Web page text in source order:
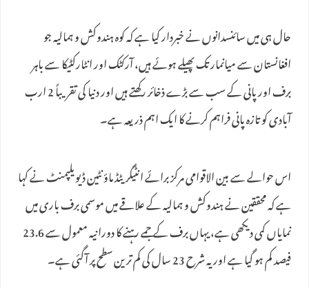
حال ہی میں سائنسدانوں نے خبردار کیا ہے کہ کوہ ہندوکش و ہمالیہ جو
افغانستان سے میانمار تک پھیلے ہوئے ہیں، آرکٹک اور انٹارکٹیکا سے باہر
برف اور پانی کے سب سے بڑے ذخائر رکھتے ہیں اور دنیا کی تقریباً 2 ارب
آبادی کو تازہ پانی فراہم کرنے کا ایک اہم ذریعہ ہے۔
اس حوالے سے بین الاقوامی مرکز برائے انٹیگریٹڈ ماؤنٹین ڈیویلپمنٹ نے کہا
ہے کہ محققین نے ہندوکش و ہمالیہ کے علاقے میں موسمی برف باری میں
نمایاں کمی دیکھی ہے، یہاں برف کے جمے رہنے کا دورانیہ معمول سے 23.6
فیصد کم ہو گیا ہے اور یہ شرح 23 سال کی کم ترین سطح پر آگئی ہے۔